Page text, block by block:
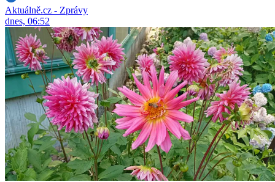
Aktuálně.cz - Zprávy
dnes, 06:52